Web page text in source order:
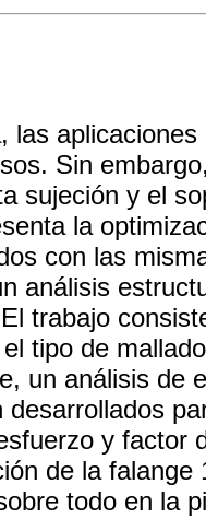
las
Sin
sujeción y el
la
con las
análisis
trabajo
tipo de
un análisis de
desarrollados
y factor
de la
todo en la